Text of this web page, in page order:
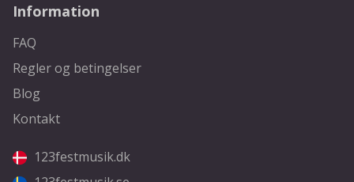
Information
FAQ
Regler og betingelser
Blog
Kontakt
123festmusik.dk